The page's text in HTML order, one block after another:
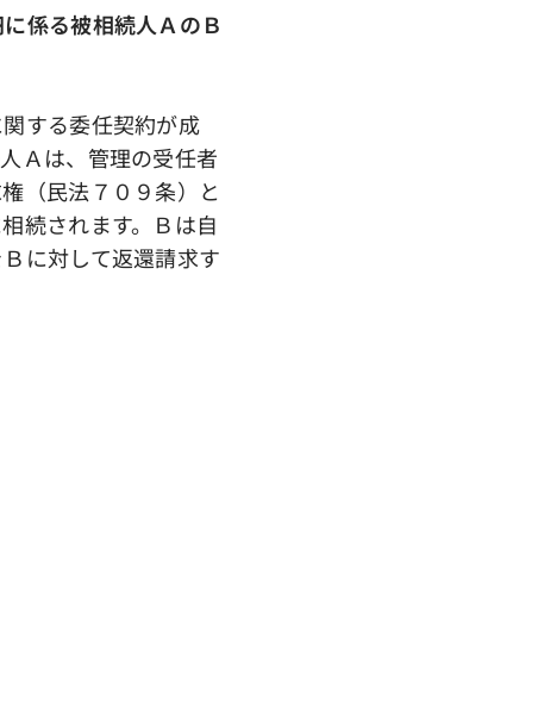
係る被相続人ＡのＢ
する委任契約が成
Ａは、管理の受任者
（民法７０９条）と
続されます。Ｂは自
に対して返還請求す